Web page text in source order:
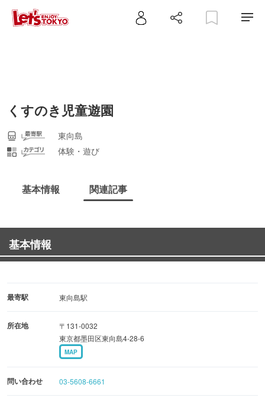
くすのき児童遊園
東向島
体験・遊び
基本情報 関連記事
基本情報
最寄駅 東向島駅
所在地
〒131-0032
東京都墨田区東向島4-28-6
MAP
問い合わせ 03-5608-6661